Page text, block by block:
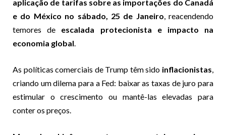
aplicação de tarifas sobre as importações do Canadá
e do México no sábado, 25 de Janeiro , reacendendo
temores de escalada protecionista e impacto na
economia global
As políticas comerciais de Trump têm sido inflacionistas
criando um dilema para a Fed: baixar as taxas de juro para
estimular o crescimento ou mantê-las elevadas para
conter os preços.